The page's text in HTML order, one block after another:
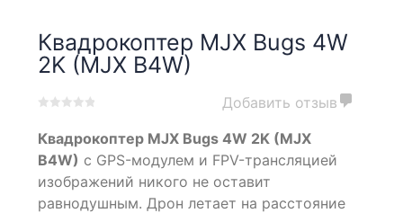
Квадрокоптер MJX Bugs 4W
2K (MJX B4W)
out
on
customer
Добавить отзыв
Квадрокоптер MJX Bugs 4W 2K (MJX
B4W) с GPS-модулем и FPV-трансляцией
изображений никого не оставит
равнодушным. Дрон летает на расстояние